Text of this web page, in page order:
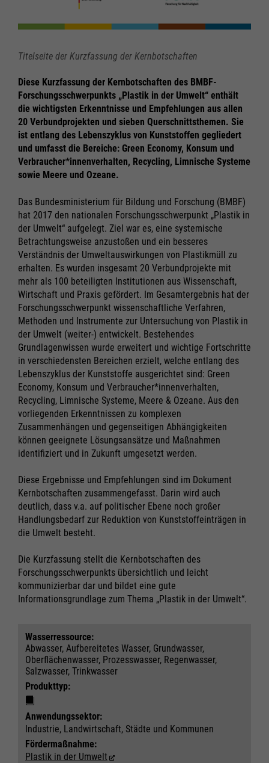
Titelseite der Kurzfassung der Kernbotschaften
Diese Kurzfassung der Kernbotschaften des BMBF-
Forschungsschwerpunkts „Plastik in der Umwelt“ enthält
die wichtigsten Erkenntnisse und Empfehlungen aus allen
20 Verbundprojekten und sieben Querschnittsthemen. Sie
ist entlang des Lebenszyklus von Kunststoffen gegliedert
und umfasst die Bereiche: Green Economy, Konsum und
Verbraucher*innenverhalten, Recycling, Limnische Systeme
sowie Meere und Ozeane.
Das Bundesministerium für Bildung und Forschung (BMBF)
hat 2017 den nationalen Forschungsschwerpunkt „Plastik in
der Umwelt“ aufgelegt. Ziel war es, eine systemische
Betrachtungsweise anzustoßen und ein besseres
Verständnis der Umweltauswirkungen von Plastikmüll zu
erhalten. Es wurden insgesamt 20 Verbundprojekte mit
mehr als 100 beteiligten Institutionen aus Wissenschaft,
Wirtschaft und Praxis gefördert. Im Gesamtergebnis hat der
Forschungsschwerpunkt wissenschaftliche Verfahren,
Methoden und Instrumente zur Untersuchung von Plastik in
der Umwelt (weiter-) entwickelt. Bestehendes
Grundlagenwissen wurde erweitert und wichtige Fortschritte
in verschiedensten Bereichen erzielt, welche entlang des
Lebenszyklus der Kunststoffe ausgerichtet sind: Green
Economy, Konsum und Verbraucher*innenverhalten,
Recycling, Limnische Systeme, Meere & Ozeane. Aus den
vorliegenden Erkenntnissen zu komplexen
Zusammenhängen und gegenseitigen Abhängigkeiten
können geeignete Lösungsansätze und Maßnahmen
identifiziert und in Zukunft umgesetzt werden.
Diese Ergebnisse und Empfehlungen sind im Dokument
Kernbotschaften zusammengefasst. Darin wird auch
deutlich, dass v.a. auf politischer Ebene noch großer
Handlungsbedarf zur Reduktion von Kunststoffeinträgen in
die Umwelt besteht.
Die Kurzfassung stellt die Kernbotschaften des
Forschungsschwerpunkts übersichtlich und leicht
kommunizierbar dar und bildet eine gute
Informationsgrundlage zum Thema „Plastik in der Umwelt“.
Wasser­ressource:
Abwasser, Aufbereitetes Wasser, Grundwasser,
Oberflächenwasser, Prozesswasser, Regenwasser,
Salzwasser, Trinkwasser
Produkttyp:
Anwendungs­sektor:
Industrie, Landwirtschaft, Städte und Kommunen
Fördermaßnahme:
Plastik in der Umwelt
Notwendig
Cookie Informationen anzeigen
Marketing und Statistik
Cookie Informationen anzeigen
Alle akzeptieren
Impressum Datenschutz
Notwendig
Cookie Informationen anzeigen
Marketing und Statistik
Cookie Informationen anzeigen
Alle akzeptieren
Impressum Datenschutz